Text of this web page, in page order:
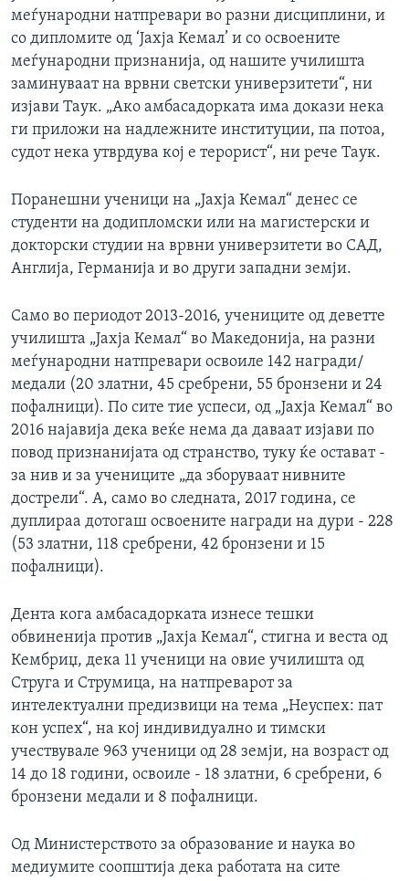
меѓународни натпревари во разни дисциплини, и
со дипломите од ‘Јахја Кемал’ и со освоените
меѓународни признанија, од нашите училишта
заминуваат на врвни светски универзитети“, ни
изјави Таук. „Ако амбасадорката има докази нека
ги приложи на надлежните институции, па потоа,
судот нека утврдува кој е терорист“, ни рече Таук.
Поранешни ученици на „Јахја Кемал“ денес се
студенти на додипломски или на магистерски и
докторски студии на врвни универзитети во САД,
Англија, Германија и во други западни земји.
Само во периодот 2013-2016, учениците од деветте
училишта „Јахја Кемал“ во Македонија, на разни
меѓународни натпревари освоиле 142 награди/
медали (20 златни, 45 сребрени, 55 бронзени и 24
пофалници). По сите тие успеси, од „Јахја Кемал“ во
2016 најавија дека веќе нема да даваат изјави по
повод признанијата од странство, туку ќе остават -
за нив и за учениците „да зборуваат нивните
дострели“. А, само во следната, 2017 година, се
дуплираа дотогаш освоените награди на дури - 228
(53 златни, 118 сребрени, 42 бронзени и 15
пофалници).
Дента кога амбасадорката изнесе тешки
обвиненија против „Јахја Кемал“, стигна и веста од
Кембриџ, дека 11 ученици на овие училишта од
Струга и Струмица, на натпреварот за
интелектуални предизвици на тема „Неуспех: пат
кон успех“, на кој индивидуално и тимски
учествувале 963 ученици од 28 земји, на возраст од
14 до 18 години, освоиле - 18 златни, 6 сребрени, 6
бронзени медали и 8 пофалници.
Од Министерството за образование и наука во
медиумите соопштија дека работата на сите